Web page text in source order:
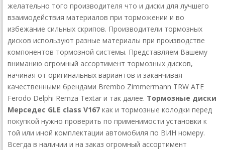
желательно того производителя что и диски для лучшего
взаимодействия материалов при торможении и во
избежание сильных скрипов. Производители тормозных
дисков используют разные материалы при производстве
компонентов тормозной системы. Представляем Вашему
вниманию огромный ассортимент тормозных дисков,
начиная от оригинальных вариантов и заканчивая
качественными брендами Brembo Zimmermann TRW ATE
Ferodo Delphi Remza Textar и так далее. Тормозные диски
Мерседес GLE class V167 как и тормозные колодки перед
покупкой нужно проверить по применимости установки к
той или иной комплектации автомобиля по ВИН номеру.
Всегда в наличии и на заказ огромный ассортимент